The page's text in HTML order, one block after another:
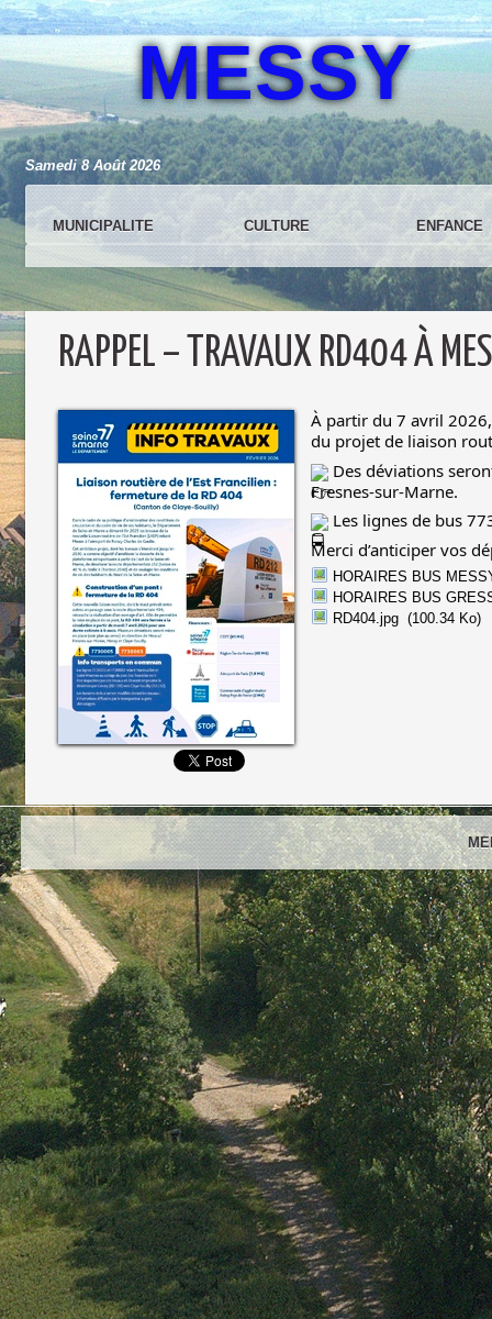
MESSY
Samedi 8 Août 2026
MUNICIPALITE CULTURE ENFANCE
RAPPEL – TRAVAUX RD404 À
À partir du 7 avril
du projet de liaison
Des déviations
Fresnes-sur-Marne.
Les lignes de bus
Merci d’anticiper vos
HORAIRES BUS
HORAIRES BUS
RD404.jpg (100.34 Ko)